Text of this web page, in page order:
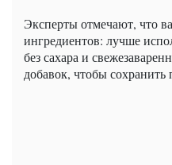
Эксперты отмечают, что
ингредиентов: лучше
без сахара и
добавок, чтобы сохранить